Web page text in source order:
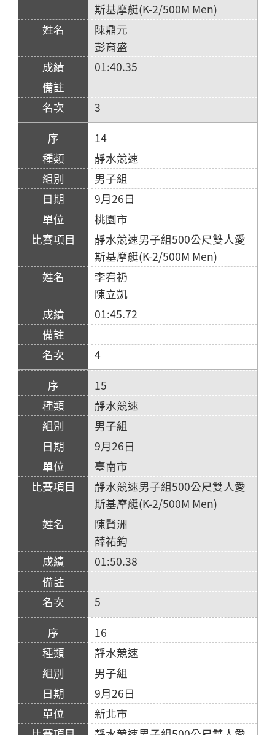
斯基摩艇(K-2/500M Men)
陳鼎元
彭育盛
01:40.35
3
14
靜水競速
男子組
9月26日
桃園市
靜水競速男子組500公尺雙人愛
斯基摩艇(K-2/500M Men)
李宥礽
陳立凱
01:45.72
4
15
靜水競速
男子組
9月26日
臺南市
靜水競速男子組500公尺雙人愛
斯基摩艇(K-2/500M Men)
陳賢洲
薛祐鈞
01:50.38
5
16
靜水競速
男子組
9月26日
新北市